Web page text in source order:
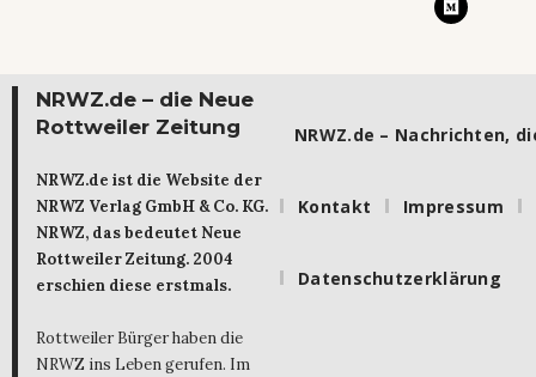
NRWZ.de – die Neue
Rottweiler Zeitung
NRWZ.de ist die Website der
NRWZ Verlag GmbH & Co. KG.
NRWZ, das bedeutet Neue
Rottweiler Zeitung. 2004
erschien diese erstmals.
Rottweiler Bürger haben die
NRWZ ins Leben gerufen. Im
NRWZ.de – Nachrichten,
Kontakt Impressum
Datenschutzerklärung